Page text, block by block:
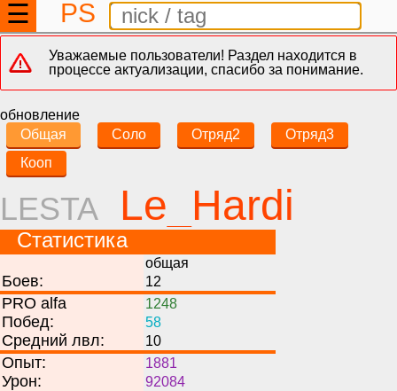
☰ PS
Уважаемые пользователи! Раздел находится в
процессе актуализации, спасибо за понимание.
обновление
Общая
Соло Отряд2
Отряд3
Кооп
LESTA Le_Hardi
Статистика
общая
Боев: 12
PRO alfa 1248
Побед: 58
Средний лвл: 10
Опыт: 1881
Урон: 92084